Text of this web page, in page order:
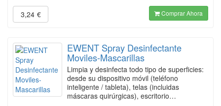
3,24 € Comprar Ahora
EWENT Spray Desinfectante
Moviles-Mascarillas
Limpia y desinfecta todo tipo de superficies:
desde su dispositivo móvil (teléfono
inteligente / tableta), telas (incluidas
máscaras quirúrgicas), escritorio…